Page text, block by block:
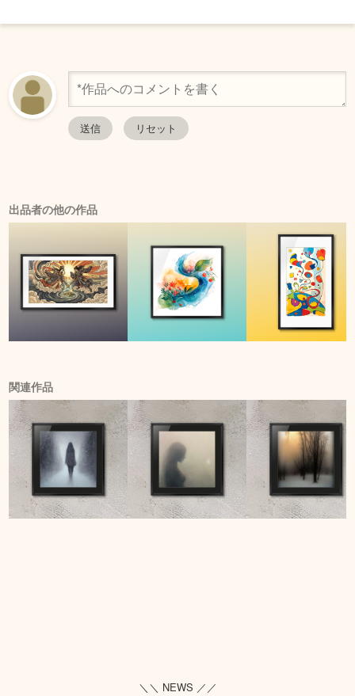
出品者の他の作品
関連作品
＼＼ NEWS ／／